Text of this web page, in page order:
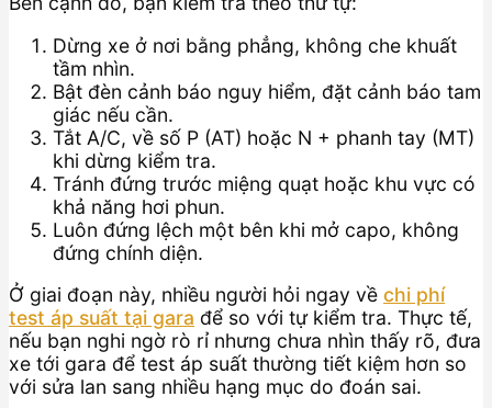
Dừng xe ở nơi bằng phẳng, không che khuất
tầm nhìn.
Bật đèn cảnh báo nguy hiểm, đặt cảnh báo tam
giác nếu cần.
Tắt A/C, về số P (AT) hoặc N + phanh tay (MT)
khi dừng kiểm tra.
Tránh đứng trước miệng quạt hoặc khu vực có
khả năng hơi phun.
Luôn đứng lệch một bên khi mở capo, không
đứng chính diện.
Ở giai đoạn này, nhiều người hỏi ngay về chi phí
test áp suất tại gara để so với tự kiểm tra. Thực tế,
nếu bạn nghi ngờ rò rỉ nhưng chưa nhìn thấy rõ, đưa
xe tới gara để test áp suất thường tiết kiệm hơn so
với sửa lan sang nhiều hạng mục do đoán sai.